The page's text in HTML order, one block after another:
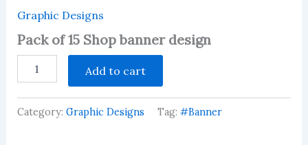
Graphic Designs
Pack of 15 Shop banner design
Shop
banner
Add to cart
Category: Graphic Designs Tag: #Banner